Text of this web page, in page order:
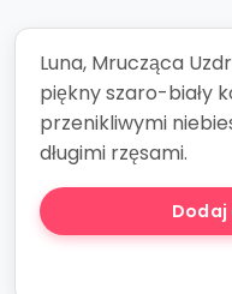
Luna, Mrucząca
piękny szaro-biały
przenikliwymi
długimi rzęsami.